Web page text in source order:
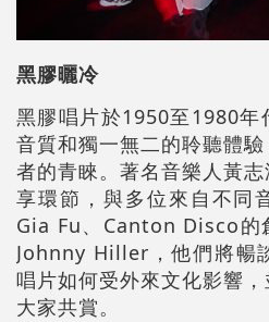
黑膠曬冷
黑膠唱片於1950至1980年
音質和獨一無二的聆聽體
者的青睞。著名音樂人黃
享環節，與多位來自不同
Gia Fu、Canton Disco的
Johnny Hiller，他們將暢
唱片如何受外來文化影響
大家共賞。